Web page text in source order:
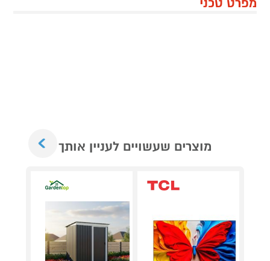
מפרט טכני
מוצרים שעשויים לעניין אותך